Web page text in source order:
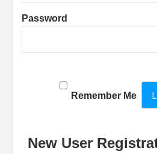
Password
Remember Me
New User